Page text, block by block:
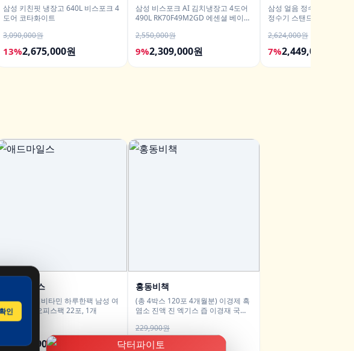
삼성 키친핏 냉장고 640L 비스포크 4
도어 코타화이트
3,090,000원
13%2,675,000원
삼성 비스포크 AI 김치냉장고 4도어
490L RK70F49M2GD 에센셜 베이지
2,550,000원
9%2,309,000원
삼성 얼음 정수기 비스포
정수기 스탠드 예쁜 일시
2,624,000원
7%2,449,000원
애드마일스
올인원 멀티비타민 하루한팩 남성 여
성 영양제 오피스팩 22포, 1개
46%36,900원
홍동비책
(총 4박스 120포 4개월분) 이경제 흑
염소 진액 진 엑기스 즙 이경재 국내
229,900원
22% 179,900원
인